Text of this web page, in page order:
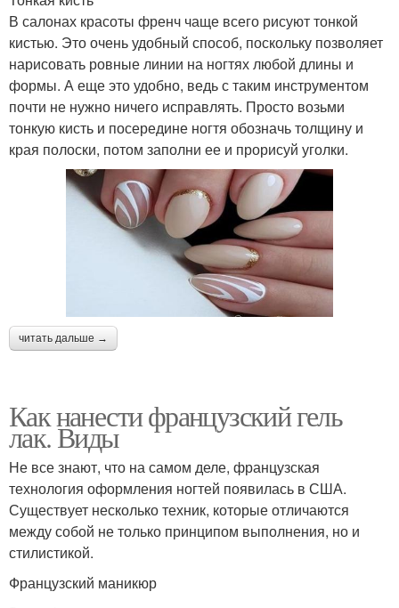
В салонах красоты френч чаще всего рисуют тонкой
кистью. Это очень удобный способ, поскольку позволяет
нарисовать ровные линии на ногтях любой длины и
формы. А еще это удобно, ведь с таким инструментом
почти не нужно ничего исправлять. Просто возьми
тонкую кисть и посередине ногтя обозначь толщину и
края полоски, потом заполни ее и прорисуй уголки.
читать дальше →
Как нанести французский гель
лак. Виды
Не все знают, что на самом деле, французская
технология оформления ногтей появилась в США.
Существует несколько техник, которые отличаются
между собой не только принципом выполнения, но и
стилистикой.
Французский маникюр